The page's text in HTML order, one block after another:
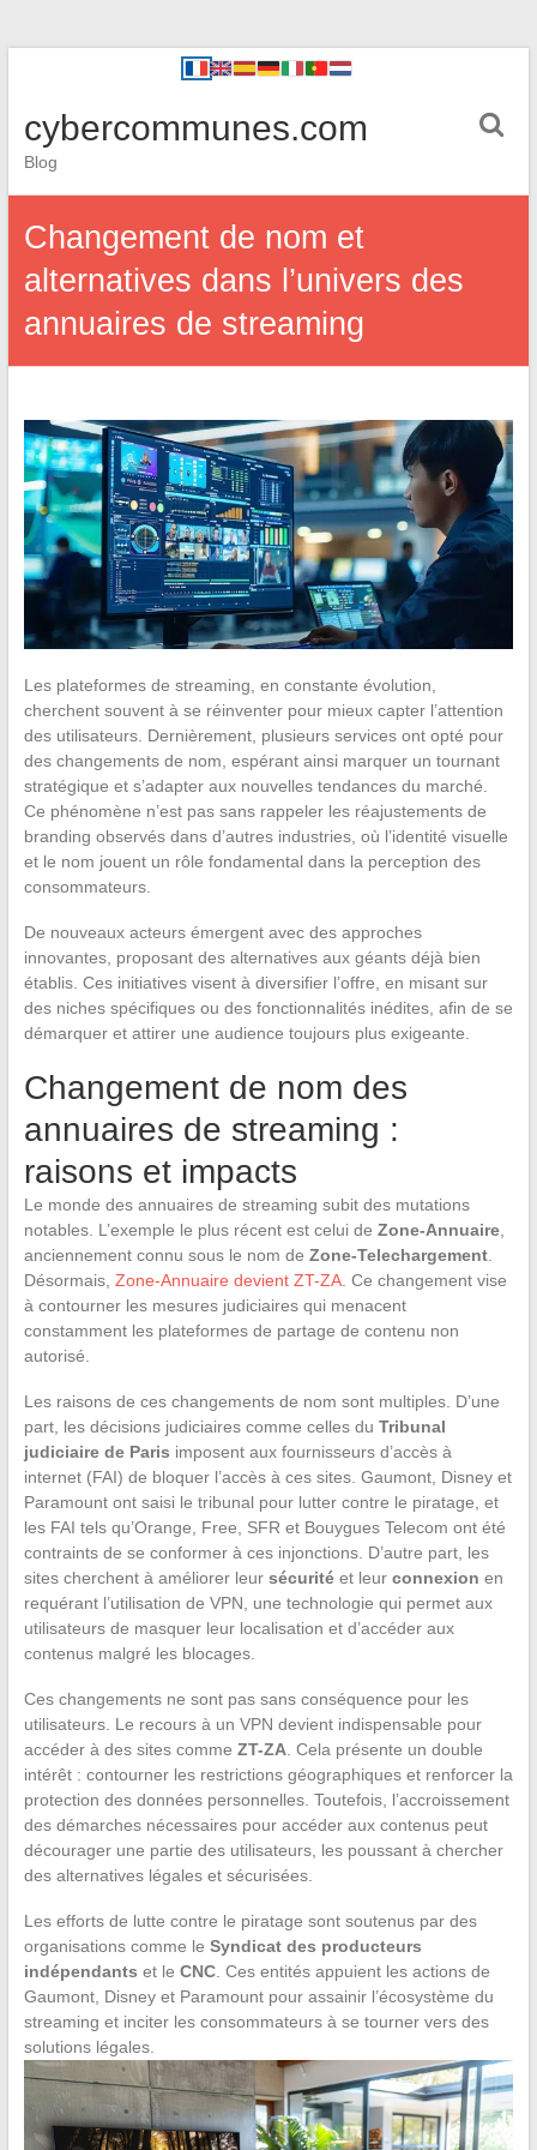
cybercommunes.com
Blog
Changement de nom et
alternatives dans l’univers des
annuaires de streaming
Les plateformes de streaming, en constante évolution,
cherchent souvent à se réinventer pour mieux capter l’attention
des utilisateurs. Dernièrement, plusieurs services ont opté pour
des changements de nom, espérant ainsi marquer un tournant
stratégique et s’adapter aux nouvelles tendances du marché.
Ce phénomène n’est pas sans rappeler les réajustements de
branding observés dans d’autres industries, où l’identité visuelle
et le nom jouent un rôle fondamental dans la perception des
consommateurs.
De nouveaux acteurs émergent avec des approches
innovantes, proposant des alternatives aux géants déjà bien
établis. Ces initiatives visent à diversifier l’offre, en misant sur
des niches spécifiques ou des fonctionnalités inédites, afin de se
démarquer et attirer une audience toujours plus exigeante.
Changement de nom des
annuaires de streaming :
raisons et impacts
Le monde des annuaires de streaming subit des mutations
notables. L’exemple le plus récent est celui de Zone-Annuaire,
anciennement connu sous le nom de Zone-Telechargement.
Désormais, Zone-Annuaire devient ZT-ZA. Ce changement vise
à contourner les mesures judiciaires qui menacent
constamment les plateformes de partage de contenu non
autorisé.
Les raisons de ces changements de nom sont multiples. D’une
part, les décisions judiciaires comme celles du Tribunal
judiciaire de Paris imposent aux fournisseurs d’accès à
internet (FAI) de bloquer l’accès à ces sites. Gaumont, Disney et
Paramount ont saisi le tribunal pour lutter contre le piratage, et
les FAI tels qu’Orange, Free, SFR et Bouygues Telecom ont été
contraints de se conformer à ces injonctions. D’autre part, les
sites cherchent à améliorer leur sécuritéet leur connexion en
requérant l’utilisation de VPN, une technologie qui permet aux
utilisateurs de masquer leur localisation et d’accéder aux
contenus malgré les blocages.
Ces changements ne sont pas sans conséquence pour les
utilisateurs. Le recours à un VPN devient indispensable pour
accéder à des sites comme ZT-ZA. Cela présente un double
intérêt : contourner les restrictions géographiques et renforcer la
protection des données personnelles. Toutefois, l’accroissement
des démarches nécessaires pour accéder aux contenus peut
décourager une partie des utilisateurs, les poussant à chercher
des alternatives légales et sécurisées.
Les efforts de lutte contre le piratage sont soutenus par des
organisations comme le Syndicat des producteurs
indépendants et le CNC. Ces entités appuient les actions de
Gaumont, Disney et Paramount pour assainir l’écosystème du
streaming et inciter les consommateurs à se tourner vers des
solutions légales.